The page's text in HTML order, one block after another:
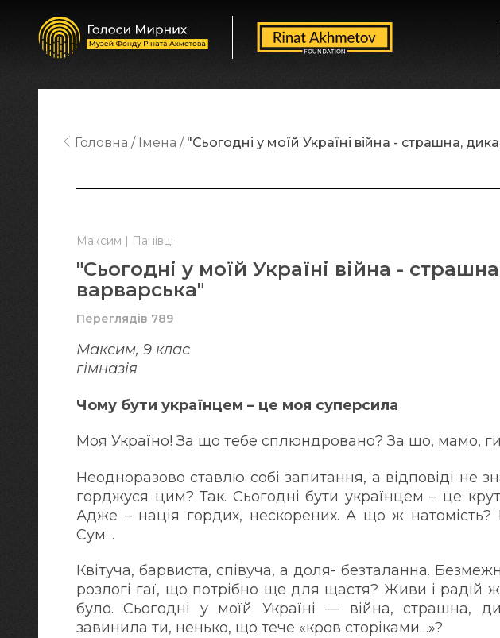
Максим | Панівці
"Сьогодні у моїй Україні війна -
варварська"
Переглядів 789
Максим, 9 клас
гімназія
Чому бути українцем – це моя суперсила
Моя Україно! За що тебе сплюндровано? За що, мамо,
Неодноразово ставлю собі запитання, а відповіді не
горджуся цим? Так. Сьогодні бути українцем – це
Адже – нація гордих, нескорених. А що ж натомість?
Сум…
Квітуча, барвиста, співуча, а доля- безталанна.
розлогі гаї, що потрібно ще для щастя? Живи і радій
було. Сьогодні у моїй Україні — війна, страшна,
завинила ти, ненько, що тече «кров сторіками…»?
Головна Імена "Сьогодні у моїй Україні війна - страшна,